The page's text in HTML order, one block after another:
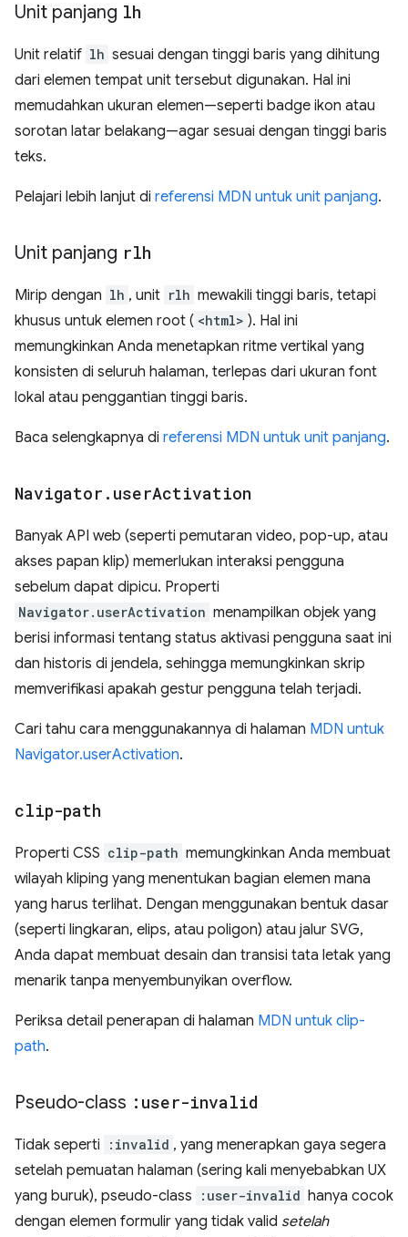
Unit panjang lh
Unit relatif lh sesuai dengan tinggi baris yang dihitung
dari elemen tempat unit tersebut digunakan. Hal ini
memudahkan ukuran elemen—seperti badge ikon atau
sorotan latar belakang—agar sesuai dengan tinggi baris
teks.
Pelajari lebih lanjut di referensi MDN untuk unit panjang.
Unit panjang rlh
Mirip dengan lh , unit rlh mewakili tinggi baris, tetapi
khusus untuk elemen root ( <html> ). Hal ini
memungkinkan Anda menetapkan ritme vertikal yang
konsisten di seluruh halaman, terlepas dari ukuran font
lokal atau penggantian tinggi baris.
Baca selengkapnya di referensi MDN untuk unit panjang.
Navigator . userActivation
Banyak API web (seperti pemutaran video, pop-up, atau
akses papan klip) memerlukan interaksi pengguna
sebelum dapat dipicu. Properti
Navigator.userActivation menampilkan objek yang
berisi informasi tentang status aktivasi pengguna saat ini
dan historis di jendela, sehingga memungkinkan skrip
memverifikasi apakah gestur pengguna telah terjadi.
Cari tahu cara menggunakannya di halaman MDN untuk
Navigator.userActivation.
clip-path
Properti CSS clip-path memungkinkan Anda membuat
wilayah kliping yang menentukan bagian elemen mana
yang harus terlihat. Dengan menggunakan bentuk dasar
(seperti lingkaran, elips, atau poligon) atau jalur SVG,
Anda dapat membuat desain dan transisi tata letak yang
menarik tanpa menyembunyikan overflow.
Periksa detail penerapan di halaman MDN untuk clip-
path.
Pseudo-class :user-invalid
Tidak seperti :invalid , yang menerapkan gaya segera
setelah pemuatan halaman (sering kali menyebabkan UX
yang buruk), pseudo-class
:user-invalid hanya cocok
dengan elemen formulir yang tidak valid setelah